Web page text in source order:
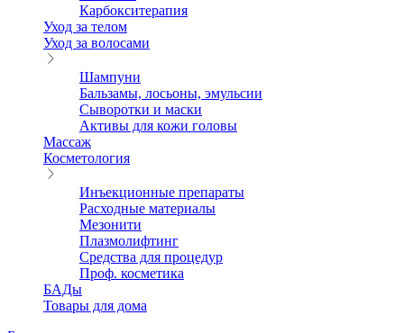
Карбокситерапия
Уход за телом
Уход за волосами
Шампуни
Бальзамы, лосьоны, эмульсии
Сыворотки и маски
Активы для кожи головы
Массаж
Косметология
Инъекционные препараты
Расходные материалы
Мезонити
Плазмолифтинг
Средства для процедур
Проф. косметика
БАДы
Товары для дома